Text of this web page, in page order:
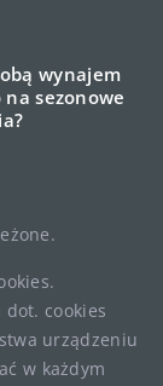
wynajem
sezonowe
cookies
urządzeniu
w każdym